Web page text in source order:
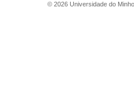
© 2026 Universidade do Minho